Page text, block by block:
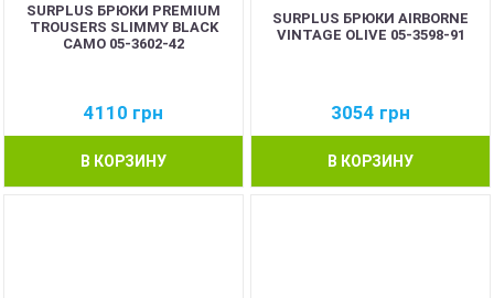
SURPLUS БРЮКИ PREMIUM
TROUSERS SLIMMY BLACK
CAMO 05-3602-42
4110 грн
В КОРЗИНУ
SURPLUS БРЮКИ AIRBORNE
VINTAGE OLIVE 05-3598-91
3054 грн
В КОРЗИНУ